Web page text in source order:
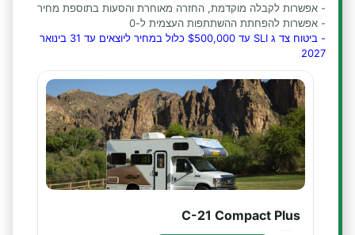
- אפשרות לקבלה מוקדמת, החזרה מאוחרת והסעות בתוספת מחיר
- אפשרות להפחתת ההשתתפות העצמית ל-0
- ביטוח צד ג SLI עד $500,000 כלול במחיר ליוצאים עד 31 בינואר
2027
C-21 Compact Plus